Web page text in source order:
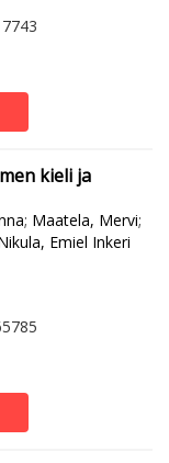
kieli ja
; Maatela, Mervi;
Emiel Inkeri